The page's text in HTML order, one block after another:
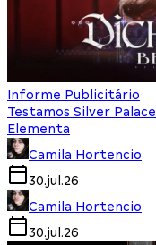
Informe Publicitário
Testamos Silver
Elementa
Camila Hortencio
30.jul.26
Camila Hortencio
30.jul.26